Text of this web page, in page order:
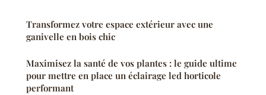
Transformez votre espace extérieur avec une
ganivelle en bois chic
Maximisez la santé de vos plantes : le guide ultime
pour mettre en place un éclairage led horticole
performant